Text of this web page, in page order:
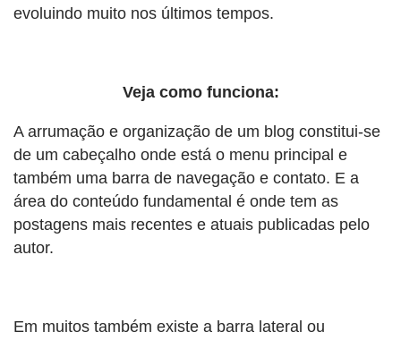
evoluindo muito nos últimos tempos.
Veja como funciona:
A arrumação e organização de um blog constitui-se
de um cabeçalho onde está o menu principal e
também uma barra de navegação e contato. E a
área do conteúdo fundamental é onde tem as
postagens mais recentes e atuais publicadas pelo
autor.
Em muitos também existe a barra lateral ou